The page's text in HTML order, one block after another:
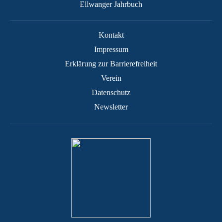
Ellwanger Jahrbuch
Kontakt
Impressum
Erklärung zur Barrierefreiheit
Verein
Datenschutz
Newsletter